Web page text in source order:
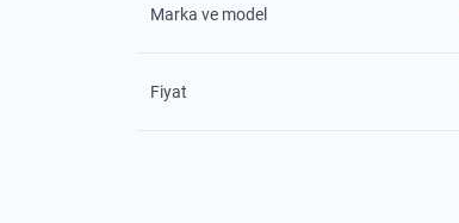
Marka ve model
Fiyat